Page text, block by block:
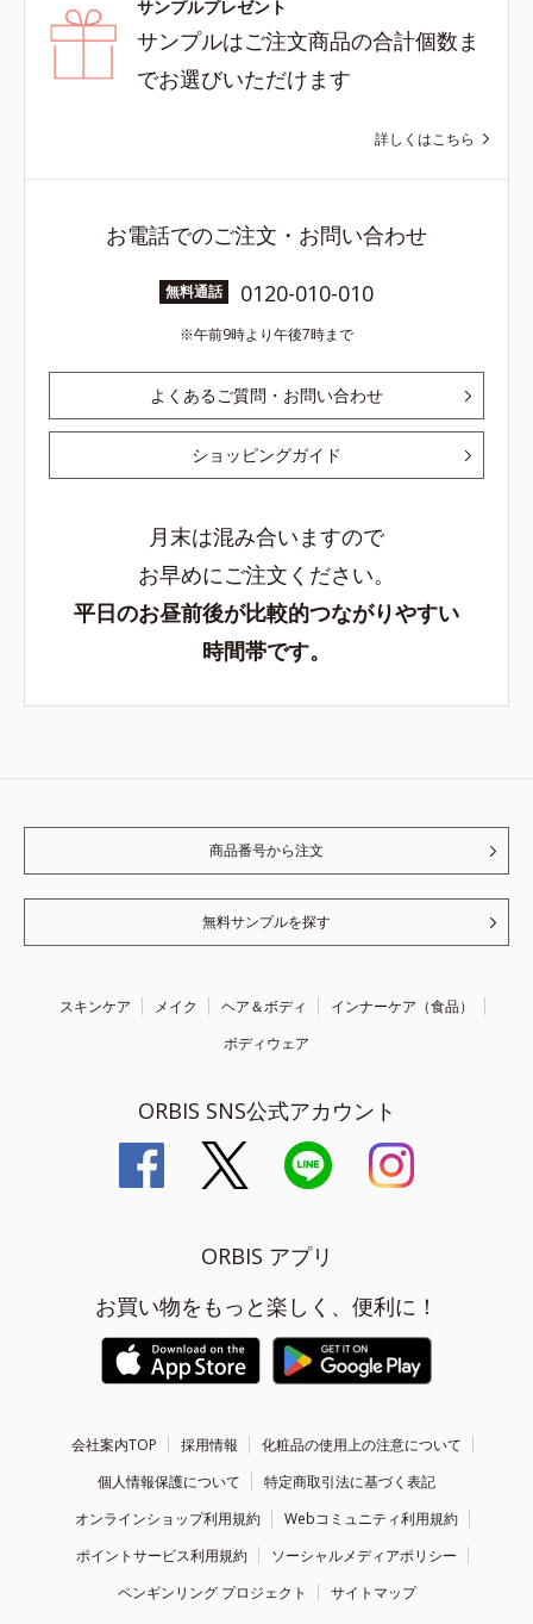
サンプルプレゼント
サンプルはご注文商品の合計個数ま
でお選びいただけます
詳しくはこちら
お電話でのご注文・お問い合わせ
無料通話 0120-010-010
午前9時より午後7時まで
よくあるご質問・お問い合わせ
ショッピングガイド
月末は混み合いますので
お早めにご注文ください。
平日のお昼前後が比較的つながりやすい
時間帯です。
商品番号から注文
無料サンプルを探す
スキンケア メイク ヘア＆ボディ
インナーケア（食品）
ボディウェア
ORBIS SNS公式アカウント
ORBIS アプリ
お買い物をもっと楽しく、便利に！
会社案内TOP 採用情報
化粧品の使用上の注意について
個人情報保護について
特定商取引法に基づく表記
オンラインショップ利用規約
Webコミュニティ利用規約
ポイントサービス利用規約
ソーシャルメディアポリシー
ペンギンリング プロジェクト
サイトマップ